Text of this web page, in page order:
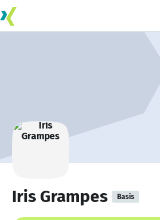
Iris Grampes Basis